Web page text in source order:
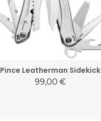
Pince Leatherman Sidekick
Prix
99,00 €